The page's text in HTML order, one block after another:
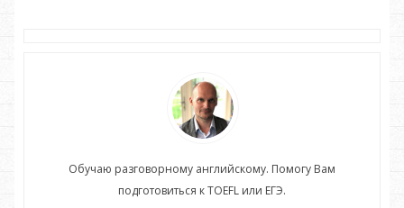
Обучаю разговорному английскому. Помогу Вам
подготовиться к TOEFL или ЕГЭ.